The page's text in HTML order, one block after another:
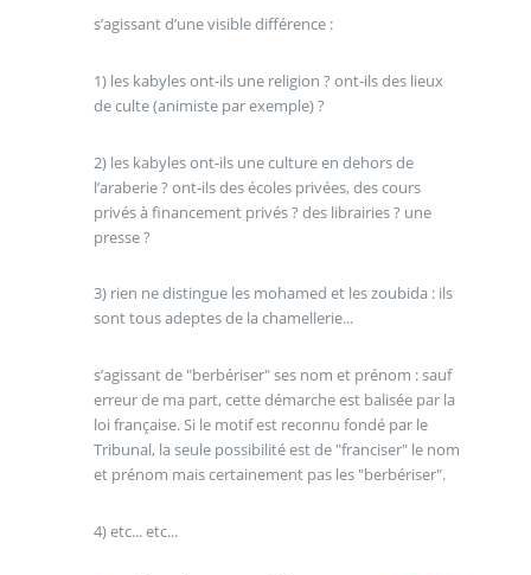
s’agissant d’une visible différence :
1) les kabyles ont-ils une religion ? ont-ils des lieux
de culte (animiste par exemple) ?
2) les kabyles ont-ils une culture en dehors de
l’araberie ? ont-ils des écoles privées, des cours
privés à financement privés ? des librairies ? une
presse ?
3) rien ne distingue les mohamed et les zoubida : ils
sont tous adeptes de la chamellerie...
s’agissant de "berbériser" ses nom et prénom : sauf
erreur de ma part, cette démarche est balisée par la
loi française. Si le motif est reconnu fondé par le
Tribunal, la seule possibilité est de "franciser" le nom
et prénom mais certainement pas les "berbériser".
4) etc... etc...